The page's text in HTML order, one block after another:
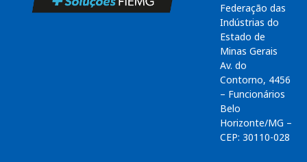
Federação das
Indústrias do
Estado de
Minas Gerais
Av. do
Contorno, 4456
– Funcionários
Belo
Horizonte/MG –
CEP: 30110-028